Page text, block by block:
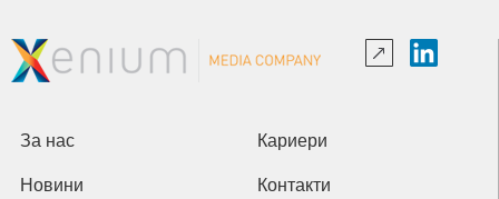
За нас Кариери
Новини Контакти